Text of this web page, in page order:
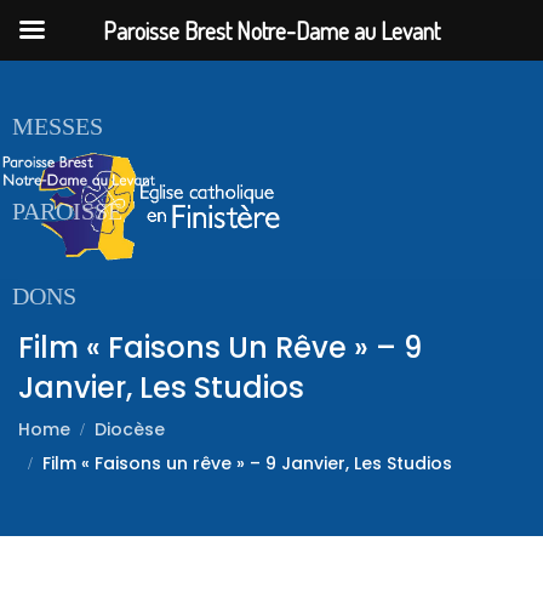
ACCUEIL
MESSES
PAROISSE
DONS
Film « Faisons Un Rêve » – 9
Janvier, Les Studios
Home
Diocèse
Film « Faisons un rêve » – 9 Janvier, Les Studios
Paroisse Brest Notre-Dame au Levant